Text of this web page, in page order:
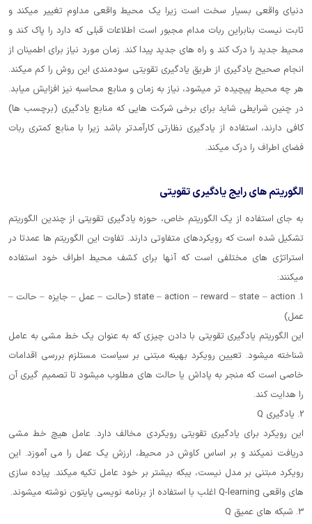
دنیای واقعی بسیار سخت است زیرا یک محیط واقعی مداوم تغییر میکند و
ثابت نیست بنابراین ربات مدام مجبور است اطلاعات قبلی که دارد را پاک کند و
محیط جدید را درک کند و راه های جدید پیدا کند. زمان مورد نیاز برای اطمینان از
انجام صحیح یادگیری از طریق یادگیری تقویتی سودمندی این روش را کم میکند.
هر چه محیط پیچیده تر میشود، نیاز به زمان و منابع محاسبه نیز افزایش میابد.
در چنین شرایطی شاید برای برخی شرکت هایی که منابع یادگیری (برچسب ها)
کافی دارند، استفاده از یادگیری نظارتی کارآمدتر باشد زیرا با منابع کمتری ربات
فضای اطراف را درک میکند.
الگوریتم های رایج یادگیری تقویتی
به جای استفاده از یک الگوریتم خاص، حوزه یادگیری تقویتی از چندین الگوریتم
تشکیل شده است که رویکردهای متفاوتی دارند. تفاوت این الگوریتم ها عمدتا در
استراتژی های مختلفی است که آنها برای کشف محیط اطراف خود استفاده
میکنند:
1. state – action – reward – state – action (حالت – عمل – جایزه – حالت –
عمل)
این الگوریتم یادگیری تقویتی با دادن چیزی که به عنوان یک خط مشی به عامل
شناخته میشود. تعیین رویکرد بهینه مبتنی بر سیاست مستلزم بررسی اقدامات
خاصی است که منجر به پاداش یا حالت های مطلوب میشود تا تصمیم گیری آن
را هدایت کند.
2. یادگیری Q
این رویکرد برای یادگیری تقویتی رویکردی مخالف دارد. عامل هیچ خط مشی
دریافت نمیکند و بر اساس کاوش در محیط، ارزش یک عمل را می آموزد. این
رویکرد مبتنی بر مدل نیست، یبکه بیشتر بر خود عامل تکیه میکند. پیاده سازی
های واقعی Q-learning اغلب با استفاده از برنامه نویسی پایتون نوشته میشوند.
3. شبکه های عمیق Q